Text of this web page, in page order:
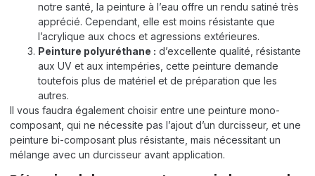
notre santé, la peinture à l’eau offre un rendu satiné très
apprécié. Cependant, elle est moins résistante que
l’acrylique aux chocs et agressions extérieures.
Peinture polyuréthane : d’excellente qualité, résistante
aux UV et aux intempéries, cette peinture demande
toutefois plus de matériel et de préparation que les
autres.
Il vous faudra également choisir entre une peinture mono-
composant, qui ne nécessite pas l’ajout d’un durcisseur, et une
peinture bi-composant plus résistante, mais nécessitant un
mélange avec un durcisseur avant application.